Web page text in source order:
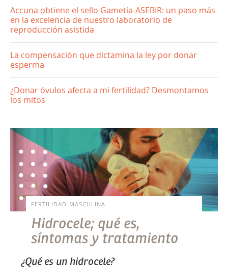
Accuna obtiene el sello Gametia-ASEBIR: un paso más
en la excelencia de nuestro laboratorio de
reproducción asistida
La compensación que dictamina la ley por donar
esperma
¿Donar óvulos afecta a mi fertilidad? Desmontamos
los mitos
FERTILIDAD MASCULINA
Hidrocele; qué es,
síntomas y tratamiento
¿Qué es un hidrocele?